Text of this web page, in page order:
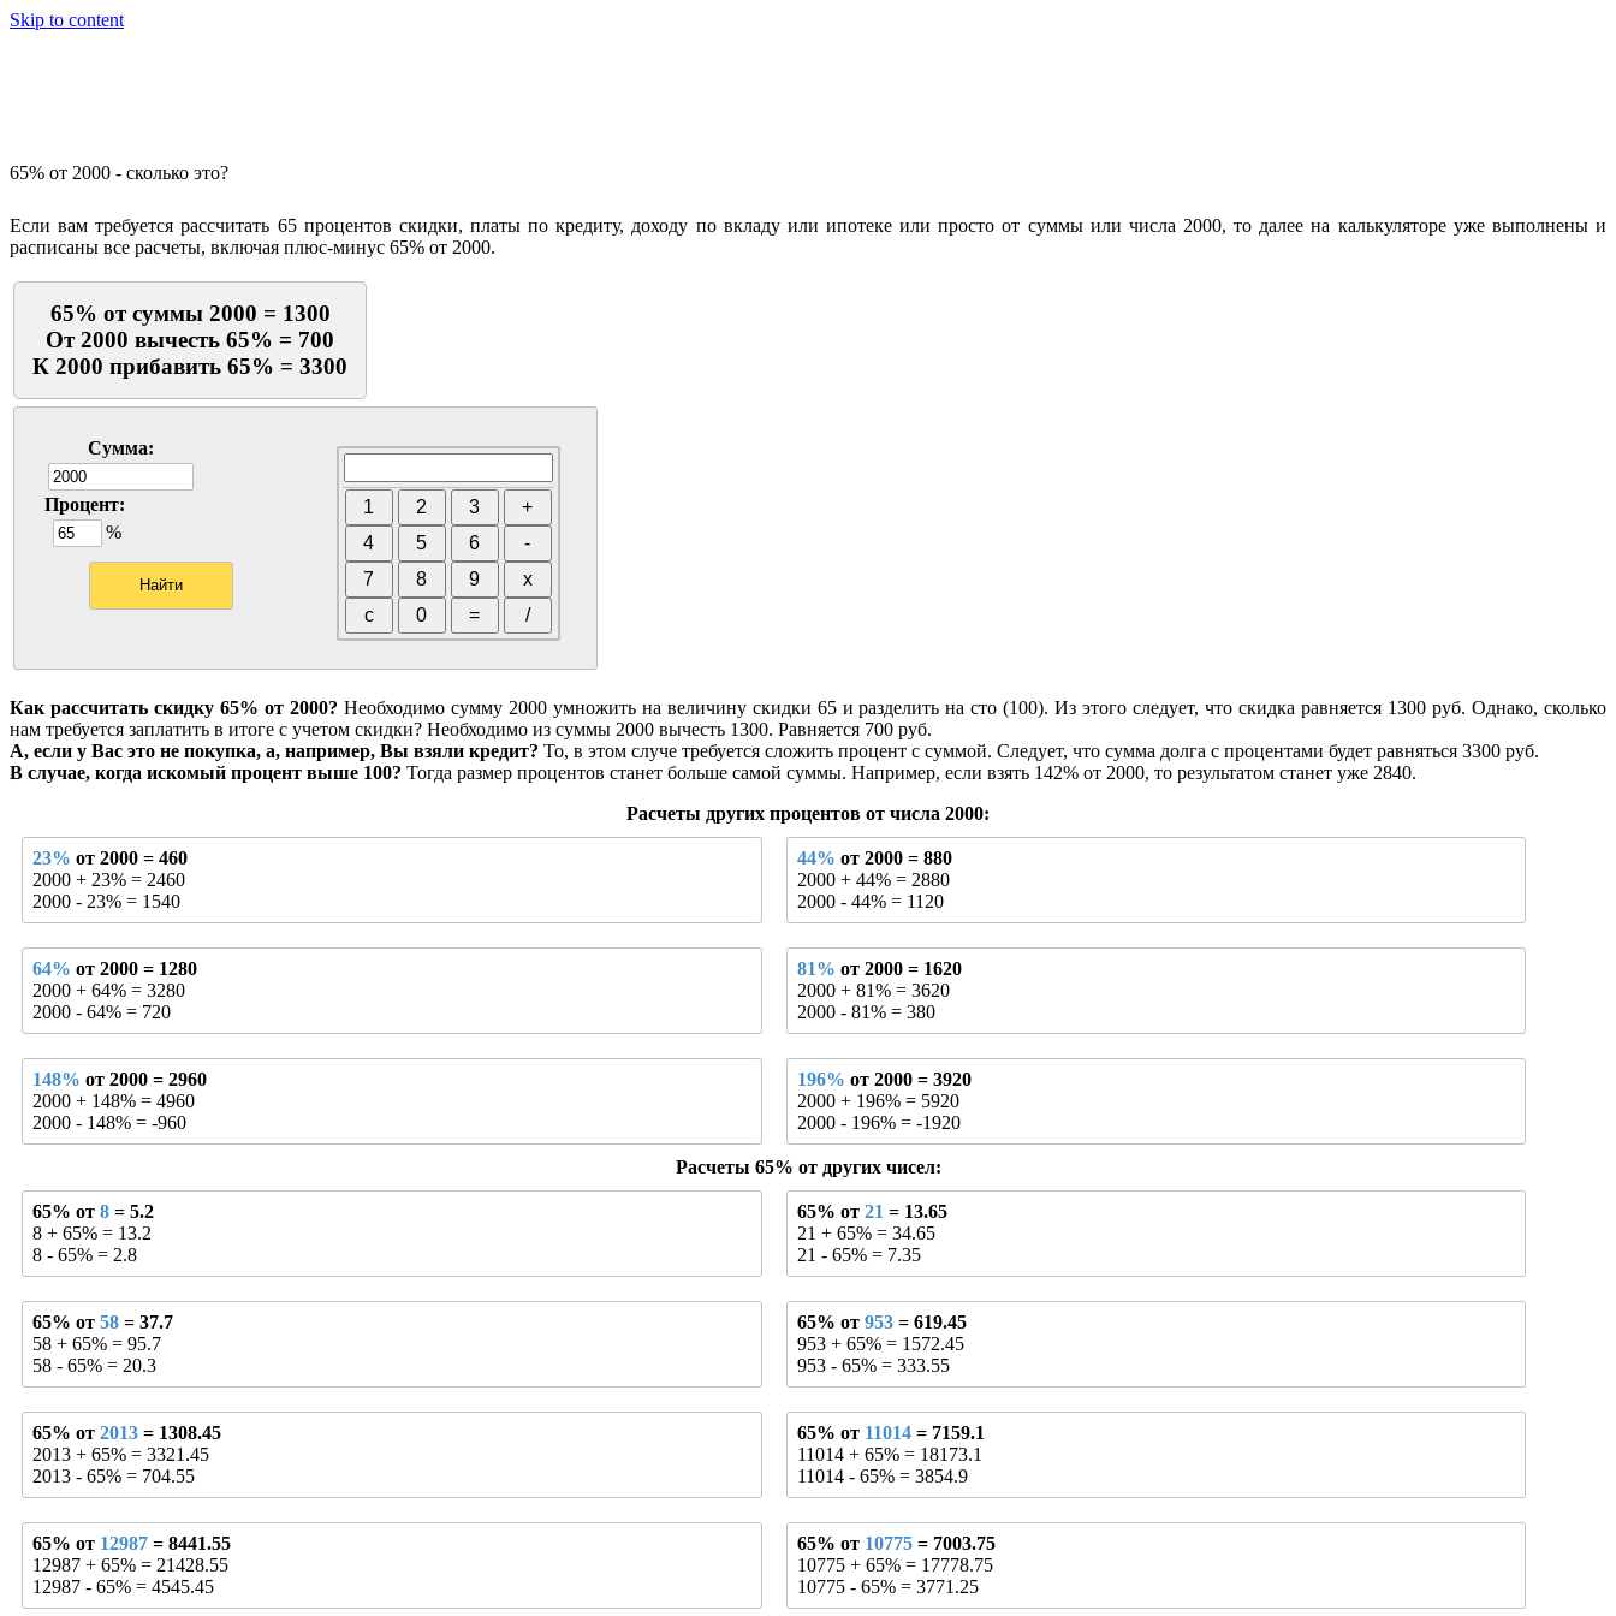
Skip to content
65% от 2000 - сколько это?
Если вам требуется рассчитать 65 процентов скидки, платы по кредиту, доходу по вкладу или ипотеке или просто от суммы или числа 2000, то далее на калькуляторе уже выполнены и
расписаны все расчеты, включая плюс-минус 65% от 2000.
65% от суммы 2000 = 1300
От 2000 вычесть 65% = 700
К 2000 прибавить 65% = 3300
Сумма:
Процент:
%
Как рассчитать скидку 65% от 2000? Необходимо сумму 2000 умножить на величину скидки 65 и разделить на сто (100). Из этого следует, что скидка равняется 1300 руб. Однако, сколько
нам требуется заплатить в итоге с учетом скидки? Необходимо из суммы 2000 вычесть 1300. Равняется 700 руб.
А, если у Вас это не покупка, а, например, Вы взяли кредит? То, в этом случе требуется сложить процент с суммой. Следует, что сумма долга с процентами будет равняться 3300 руб.
В случае, когда искомый процент выше 100? Тогда размер процентов станет больше самой суммы. Например, если взять 142% от 2000, то результатом станет уже 2840.
Расчеты других процентов от числа 2000:
23% от 2000 = 460
2000 + 23% = 2460
2000 - 23% = 1540
44% от 2000 = 880
2000 + 44% = 2880
2000 - 44% = 1120
64% от 2000 = 1280
2000 + 64% = 3280
2000 - 64% = 720
81% от 2000 = 1620
2000 + 81% = 3620
2000 - 81% = 380
148% от 2000 = 2960
2000 + 148% = 4960
2000 - 148% = -960
196% от 2000 = 3920
2000 + 196% = 5920
2000 - 196% = -1920
Расчеты 65% от других чисел:
65% от 8 = 5.2
8 + 65% = 13.2
8 - 65% = 2.8
65% от 21 = 13.65
21 + 65% = 34.65
21 - 65% = 7.35
65% от 58 = 37.7
58 + 65% = 95.7
58 - 65% = 20.3
65% от 953= 619.45
953 + 65% = 1572.45
953 - 65% = 333.55
65% от 2013 = 1308.45
2013 + 65% = 3321.45
2013 - 65% = 704.55
65% от 11014= 7159.1
11014 + 65% = 18173.1
11014 - 65% = 3854.9
65% от 12987 = 8441.55
12987 + 65% = 21428.55
12987 - 65% = 4545.45
65% от 10775= 7003.75
10775 + 65% = 17778.75
10775 - 65% = 3771.25